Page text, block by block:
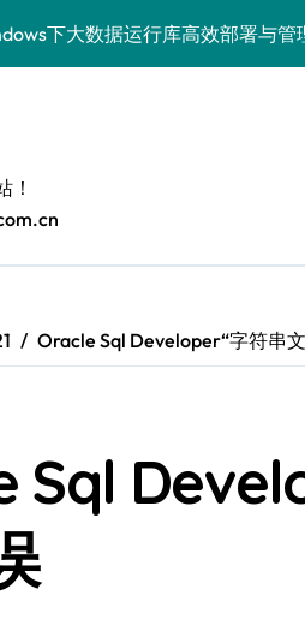
能电商运营，引领移动互联新变革
动通信革新，融合资源新标杆
领新时代，中国科技领跑全球
化部署与编排优化：构建高效科技
！
Oracle Sql Developer“字符串
Sql